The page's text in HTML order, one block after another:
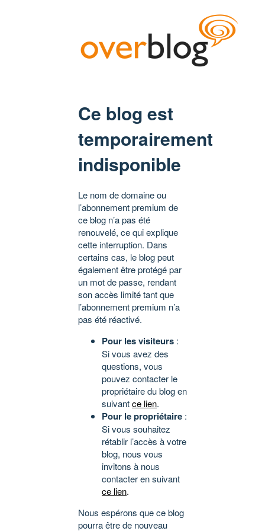
Ce blog est
temporairement
indisponible
Le nom de domaine ou
l’abonnement premium de
ce blog n’a pas été
renouvelé, ce qui explique
cette interruption. Dans
certains cas, le blog peut
également être protégé par
un mot de passe, rendant
son accès limité tant que
l’abonnement premium n’a
pas été réactivé.
Pour les visiteurs :
Si vous avez des
questions, vous
pouvez contacter le
propriétaire du blog en
suivantce lien.
Pour le propriétaire :
Si vous souhaitez
rétablir l’accès à votre
blog, nous vous
invitons à nous
contacter en suivant
ce lien.
Nous espérons que ce blog
pourra être de nouveau